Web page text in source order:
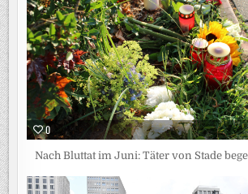
0
Nach Bluttat im Juni: Täter von Stade